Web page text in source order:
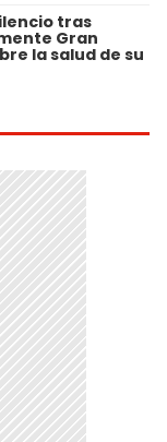
tras
Gran
la salud de su